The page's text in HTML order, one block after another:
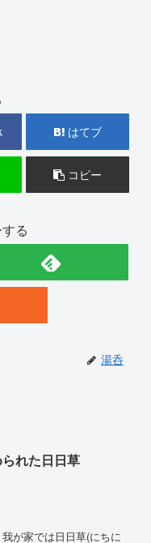
はてブ
コピー
る
湯呑
れた日日草
が家では日日草(にちに